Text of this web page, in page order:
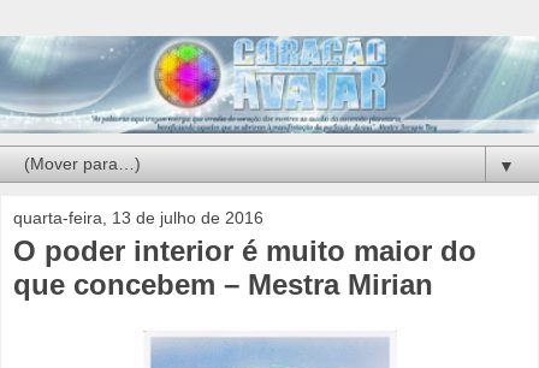
▼
quarta-feira, 13 de julho de 2016
O poder interior é muito maior do
que concebem – Mestra Mirian